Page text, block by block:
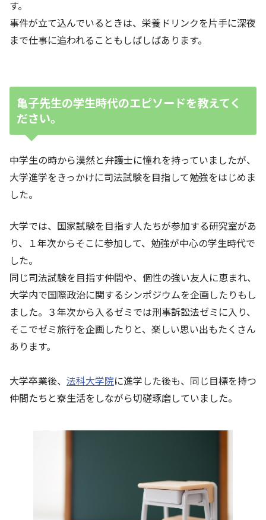
す。
事件が立て込んでいるときは、栄養ドリンクを片手に深夜
まで仕事に追われることもしばしばあります。
亀子先生の学生時代のエピソードを教えてく
ださい。
中学生の時から漠然と弁護士に憧れを持っていましたが、
大学進学をきっかけに司法試験を目指して勉強をはじめま
した。
大学では、国家試験を目指す人たちが参加する研究室があ
り、１年次からそこに参加して、勉強が中心の学生時代で
した。
同じ司法試験を目指す仲間や、個性の強い友人に恵まれ、
大学内で国際政治に関するシンポジウムを企画したりもし
ました。３年次から入るゼミでは刑事訴訟法ゼミに入り、
そこでゼミ旅行を企画したりと、楽しい思い出もたくさん
あります。
大学卒業後、 法科大学院に進学した後も、同じ目標を持つ
仲間たちと寮生活をしながら切磋琢磨していました。